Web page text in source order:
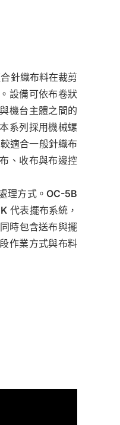
針織布料在裁剪
設備可依布卷狀
機台主體之間的
系列採用機械螺
適合一般針織布
、收布與布邊控
理方式。 OC-5B
代表擺布系統，
時包含送布與擺
作業方式與布料